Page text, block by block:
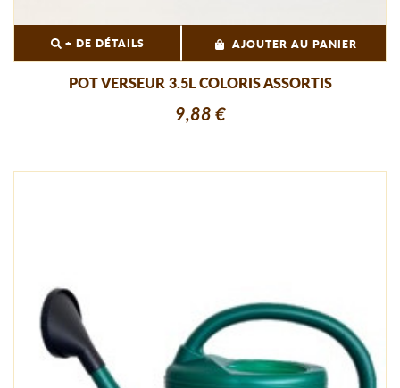
+ DE DÉTAILS AJOUTER AU PANIER
POT VERSEUR 3.5L COLORIS ASSORTIS
9,88 €